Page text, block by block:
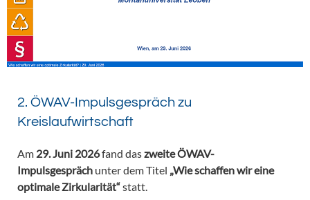
2. ÖWAV-Impulsgespräch zu
Kreislaufwirtschaft
Am 29. Juni 2026fand daszweite ÖWAV-
Impulsgespräch unter dem Titel „Wie schaffen wir eine
optimale Zirkularität“statt.